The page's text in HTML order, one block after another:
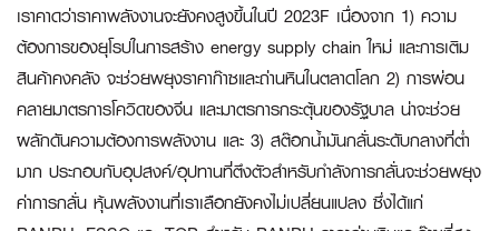
เราคาดว่าราคาพลังงานจะยังคงสูงขึ้นในปี 2023F เนื่องจาก 1) ความ
ต้องการของยุโรปในการสร้าง energy supply chain ใหม่ และการเติม
สินค้าคงคลัง จะช่วยพยุงราคาก๊าซและถ่านหินในตลาดโลก 2) การผ่อน
คลายมาตรการโควิดของจีน และมาตรการกระตุ้นของรัฐบาล น่าจะช่วย
ผลักดันความต้องการพลังงาน และ 3) สต๊อกน้ำมันกลั่นระดับกลางที่ต่ำ
มาก ประกอบกับอุปสงค์/อุปทานที่ตึงตัวสำหรับกำลังการกลั่นจะช่วยพยุง
ค่าการกลั่น หุ้นพลังงานที่เราเลือกยังคงไม่เปลี่ยนแปลง ซึ่งได้แก่